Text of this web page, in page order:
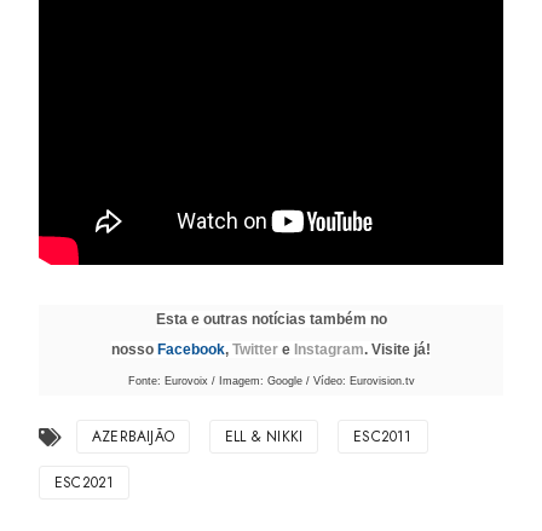
Esta e outras notícias também no
nosso Facebook, Twitter e Instagram. Visite já!
Fonte: Eurovoix / Imagem: Google / Vídeo: Eurovision.tv
AZERBAIJÃO ELL & NIKKI ESC2011
ESC2021